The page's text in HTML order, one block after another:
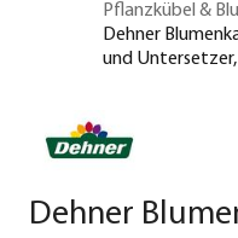
Pflanzkübel &
Dehner
und Untersetzer,
Dehner